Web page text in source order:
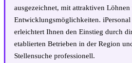
ausgezeichnet, mit attraktiven Löhnen
Entwicklungsmöglichkeiten.
erleichtert Ihnen den Einstieg durch
etablierten Betrieben in der Region
Stellensuche professionell.